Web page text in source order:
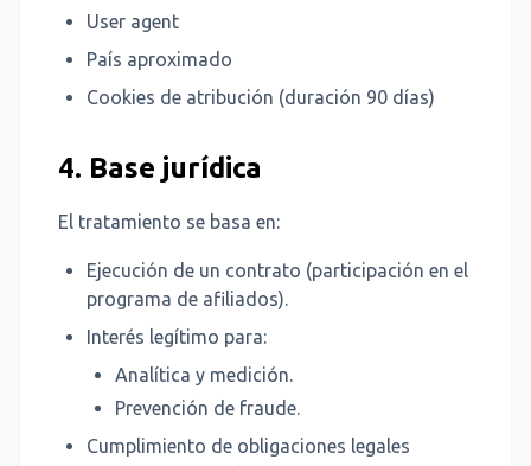
User agent
País aproximado
Cookies de atribución (duración 90 días)
4. Base jurídica
El tratamiento se basa en:
Ejecución de un contrato (participación en el
programa de afiliados).
Interés legítimo para:
Analítica y medición.
Prevención de fraude.
Cumplimiento de obligaciones legales